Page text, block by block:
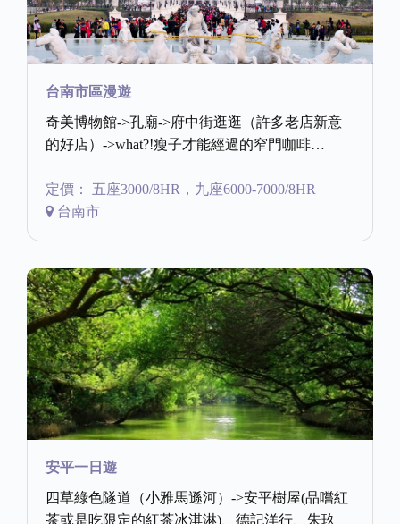
台南市區漫遊
奇美博物館->孔廟->府中街逛逛（許多老店新意
的好店）->what?!瘦子才能經過的窄門咖啡…
定價： 五座3000/8HR，九座6000-7000/8HR
台南市
安平一日遊
四草綠色隧道（小雅馬遜河）->安平樹屋(品嚐紅
茶或是吃限定的紅茶冰淇淋)、德記洋行、朱玖